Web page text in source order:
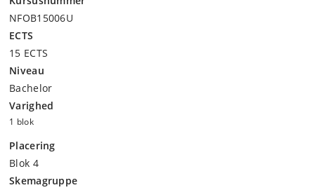
NFOB15006U
ECTS
15 ECTS
Niveau
Bachelor
Varighed
1 blok
Placering
Blok 4
Skemagruppe